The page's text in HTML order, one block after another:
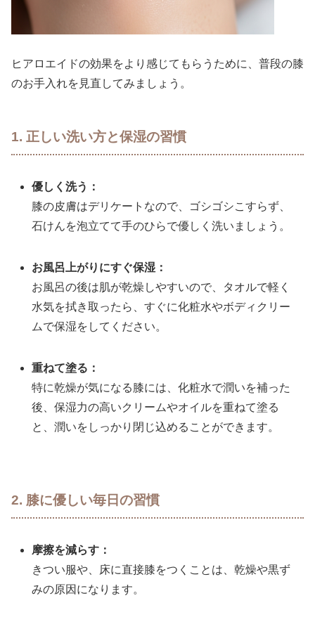
ヒアロエイドの効果をより感じてもらうために、普段の膝
のお手入れを見直してみましょう。
1. 正しい洗い方と保湿の習慣
優しく洗う：
膝の皮膚はデリケートなので、ゴシゴシこすらず、
石けんを泡立てて手のひらで優しく洗いましょう。
お風呂上がりにすぐ保湿：
お風呂の後は肌が乾燥しやすいので、タオルで軽く
水気を拭き取ったら、すぐに化粧水やボディクリー
ムで保湿をしてください。
重ねて塗る：
特に乾燥が気になる膝には、化粧水で潤いを補った
後、保湿力の高いクリームやオイルを重ねて塗る
と、潤いをしっかり閉じ込めることができます。
2. 膝に優しい毎日の習慣
摩擦を減らす：
きつい服や、床に直接膝をつくことは、乾燥や黒ず
みの原因になります。